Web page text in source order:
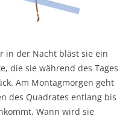
in der Nacht bläst sie ein
die sie während des Tages
Am Montagmorgen geht
des Quadrates entlang bis
Wann wird sie